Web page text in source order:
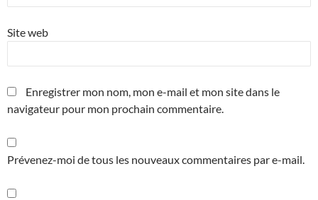
Site web
Enregistrer mon nom, mon e-mail et mon site dans le
navigateur pour mon prochain commentaire.
Prévenez-moi de tous les nouveaux commentaires par e-mail.